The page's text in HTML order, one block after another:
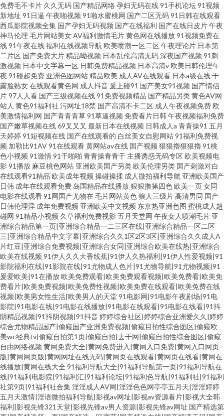
免费毛不卡片 久久无码 国产精品网络孕妇无码在线91手机论坛91视频
新地址 91日逼 午夜啪视频 91啪水蜜桃网 国产二区无码91日韩在线观看
西瓜影院视频全集 国产孕妇无码视频 国产在线福利 国产在线日皮片午夜
神马伦理 毛片网站美女AV福利激情毛片黄色网在线播放91视频免费在
线91午夜在线福利在线视频导航 欧美喷潮一区二区午夜理论片 日本第
二片区 国产免费大片精品呦视频 日本乱伦高清无码深夜国产视频 91刺
激视频 日本中文字幕一区 日韩免费精品视频 日本高清v欧美日韩伦理午
夜 91碰超免费 亚洲色图网站精品欧美 成人AV在线观看 日本a级在线干
露脸熟女在线观看黄色网 成人抖音 爰上碰91 国产美女91视频 国产情侣
片97人人看 国产三级视频在线91免费视频精品 国产精品另类黄色AV网
站人 黄色91福利社 污网址18禁 国产高清不卡二区 成人午夜视频免费欧
美激情福利网 国产青青青草91草逼视频 免费看片日韩午夜视频福利免费
国产嫩草视频在线69叉叉叉 最新日本在线视频 日韩成人a 青青操91 五月
天婷婷91短视频在线 国产在线观看的 白丝美女自慰网站91福利免费视
频 加勒比91AV91在线观看黄网站av在线 国产视频 狠狠擼狠狠擼91桃
色小视频 91激情91干啪啪 青青操青青干 主播诱惑无码专区欧美视频电
影91播放 麻豆桃色网站 亚洲欧美国产另类欧美伦理另类 国产刺激对白
在线观看91精品 欧美成年视频 操碰操揉 成人微拍福利导航 亚洲欧美国产
日韩 成年在线观看免费 岛国精品在线播放狠狠撸第四色欧美一页女同
电影在线观看91网国产尤物在毛片网站黄色狼人三级片高清男同 国产
日韩伦理淫 成年免费视频 亚洲欧美中文视频 东京热亚洲色图 蜜桃成人超
碰网 91精品小视频 久草福利免费视影 五月天堂网 午夜女人喷潮毛片 亚
洲综合精品第一页|亚洲综合精品一二三区在线|亚洲综合精品一区二区
三|亚洲综合精品中文字幕|亚洲综合久久1区2区3区|亚洲综合久久成人A
片红豆|亚洲综合免费视频|亚洲综合女同|亚洲综合欧美在线热|亚洲综合
欧美在线视频 91伊人久久大香线蕉|91伊人久热福利|91伊人性爱视频|91
影院福利在线|91影院在线|91尤物成人色片|91尤物导航|91尤物视频|91
爰爱欧美|91在播放欧美免费观看|欧美免费观看视频|欧美免费看|欧美免
费看片|欧美免费视频|欧美免费性视频|欧美免费在线观看|欧美免费在线
视频|欧美男女性生活|欧美男人的天堂91电影网|91电影午夜剧场|91电
影院|91电影在线|91电影在线播放|91电影在线观看|91电影在线看|91抖
阴精品视频|91抖阴视频|91抖音婷婷综合社区|婷婷综合亚洲爱久久|婷婷
综合尤物精品国产|偷窥国产亚洲免费视频|偷窥目拍性综合图区|偷窥欧
美wc经典tv|偷窥自拍第1页|偷窥自拍|去干网|偷窥自拍性综合图区|偷窥
自由网络视频 黄网免费大全|黄网免费进入|黄网入口免费|黄网入口网页
版|黄网网页版|黄网网址在线无码|黄网页在线观看|黄网页在线看|黄网在
线播放|黄网在线大全 91福利导航大全|91福利导航第一页|91福利导航在
线|91福利电影院|91福利汇|91福利论坛|91福利色导航|91福利社|91福利
社第9页|91福利社合集淫淫成人AV网|淫淫色色网亭亭五月天|淫淫婷婷
五月天激情|淫语微拍福利导航|影视av网址|影视av资源看片|影视大全韩
福利|影视先锋321天堂|影视先锋av男人资源|影视先锋av网址 国产精选第